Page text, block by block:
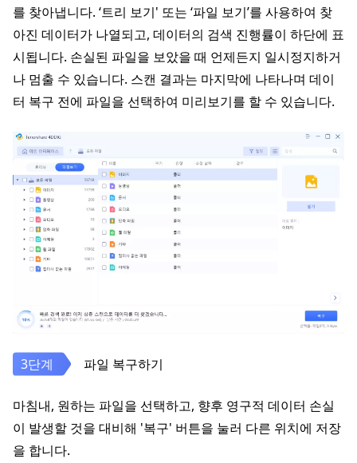
를 찾아냅니다. ‘트리 보기' 또는 ‘파일 보기’를 사용하여 찾
아진 데이터가 나열되고, 데이터의 검색 진행률이 하단에 표
시됩니다. 손실된 파일을 보았을 때 언제든지 일시정지하거
나 멈출 수 있습니다. 스캔 결과는 마지막에 나타나며 데이
터 복구 전에 파일을 선택하여 미리보기를 할 수 있습니다.
파일 복구하기
마침내, 원하는 파일을 선택하고, 향후 영구적 데이터 손실
이 발생할 것을 대비해 '복구' 버튼을 눌러 다른 위치에 저장
을 합니다.